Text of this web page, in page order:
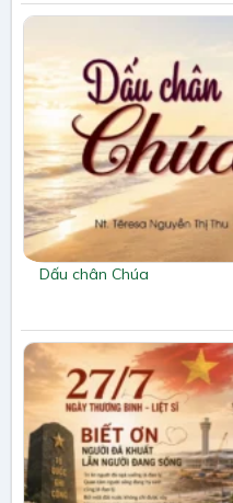
Dấu chân Chúa